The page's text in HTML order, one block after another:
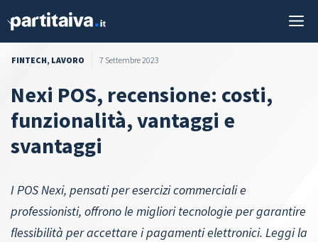
FINTECH, LAVORO 7 Settembre 2023
Nexi POS, recensione: costi,
funzionalità, vantaggi e
svantaggi
I POS Nexi, pensati per esercizi commerciali e
professionisti, offrono le migliori tecnologie per garantire
flessibilità per accettare i pagamenti elettronici. Leggi la